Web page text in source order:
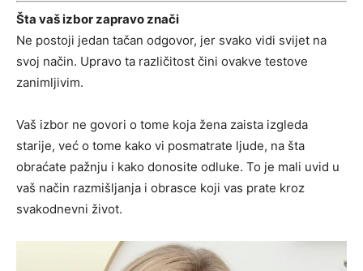
Šta vaš izbor zapravo znači
Ne postoji jedan tačan odgovor, jer svako vidi svijet na
svoj način. Upravo ta različitost čini ovakve testove
zanimljivim.
Vaš izbor ne govori o tome koja žena zaista izgleda
starije, već o tome kako vi posmatrate ljude, na šta
obraćate pažnju i kako donosite odluke. To je mali uvid u
vaš način razmišljanja i obrasce koji vas prate kroz
svakodnevni život.